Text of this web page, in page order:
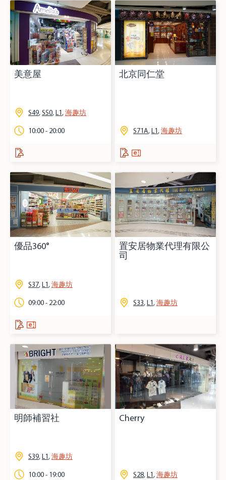
美意屋
S49,S50,L1,海趣坊
10:00 - 20:00
北京同仁堂
S71A,L1,海趣坊
優品360°
S37,L1,海趣坊
09:00 - 22:00
置安居物業代理有限公
司
S33,L1,海趣坊
明師補習社
S39,L1,海趣坊
10:00 - 19:00
Cherry
S28,L1,海趣坊